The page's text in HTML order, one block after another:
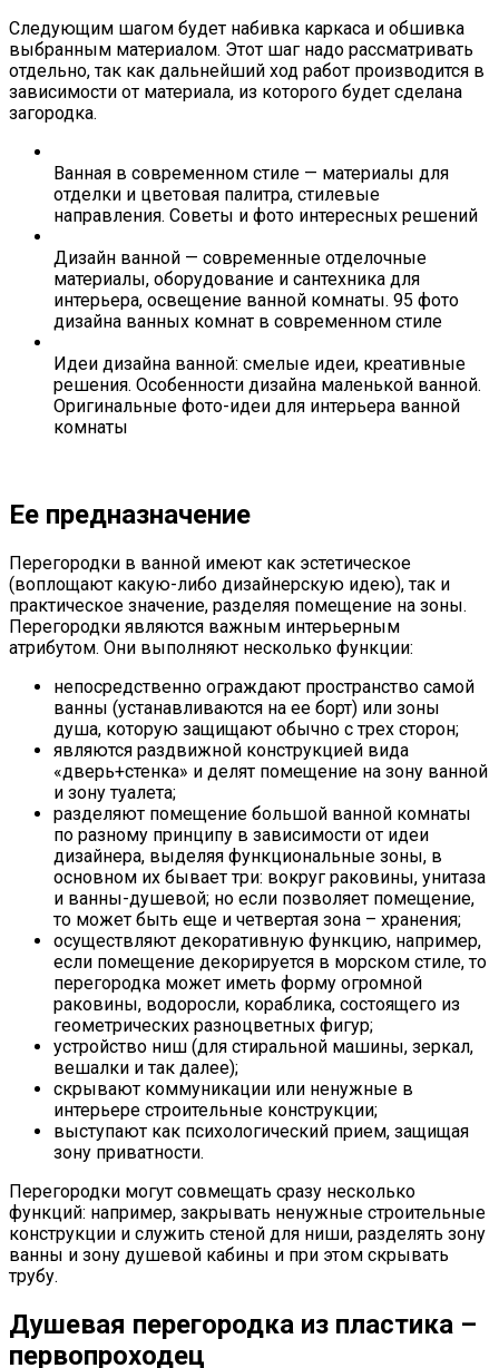
Следующим шагом будет набивка каркаса и обшивка
выбранным материалом. Этот шаг надо рассматривать
отдельно, так как дальнейший ход работ производится в
зависимости от материала, из которого будет сделана
загородка.
Ванная в современном стиле — материалы для
отделки и цветовая палитра, стилевые
направления. Советы и фото интересных решений
Дизайн ванной — современные отделочные
материалы, оборудование и сантехника для
интерьера, освещение ванной комнаты. 95 фото
дизайна ванных комнат в современном стиле
Идеи дизайна ванной: смелые идеи, креативные
решения. Особенности дизайна маленькой ванной.
Оригинальные фото-идеи для интерьера ванной
комнаты
Ее предназначение
Перегородки в ванной имеют как эстетическое
(воплощают какую-либо дизайнерскую идею), так и
практическое значение, разделяя помещение на зоны.
Перегородки являются важным интерьерным
атрибутом. Они выполняют несколько функции:
непосредственно ограждают пространство самой
ванны (устанавливаются на ее борт) или зоны
душа, которую защищают обычно с трех сторон;
являются раздвижной конструкцией вида
«дверь+стенка» и делят помещение на зону ванной
и зону туалета;
разделяют помещение большой ванной комнаты
по разному принципу в зависимости от идеи
дизайнера, выделяя функциональные зоны, в
основном их бывает три: вокруг раковины, унитаза
и ванны-душевой; но если позволяет помещение,
то может быть еще и четвертая зона – хранения;
осуществляют декоративную функцию, например,
если помещение декорируется в морском стиле, то
перегородка может иметь форму огромной
раковины, водоросли, кораблика, состоящего из
геометрических разноцветных фигур;
устройство ниш (для стиральной машины, зеркал,
вешалки и так далее);
скрывают коммуникации или ненужные в
интерьере строительные конструкции;
выступают как психологический прием, защищая
зону приватности.
Перегородки могут совмещать сразу несколько
функций: например, закрывать ненужные строительные
конструкции и служить стеной для ниши, разделять зону
ванны и зону душевой кабины и при этом скрывать
трубу.
Душевая перегородка из пластика –
первопроходец